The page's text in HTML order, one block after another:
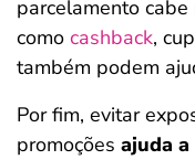
parcelamento cabe
como cashback,
também podem
Por fim, evitar
promoções ajuda